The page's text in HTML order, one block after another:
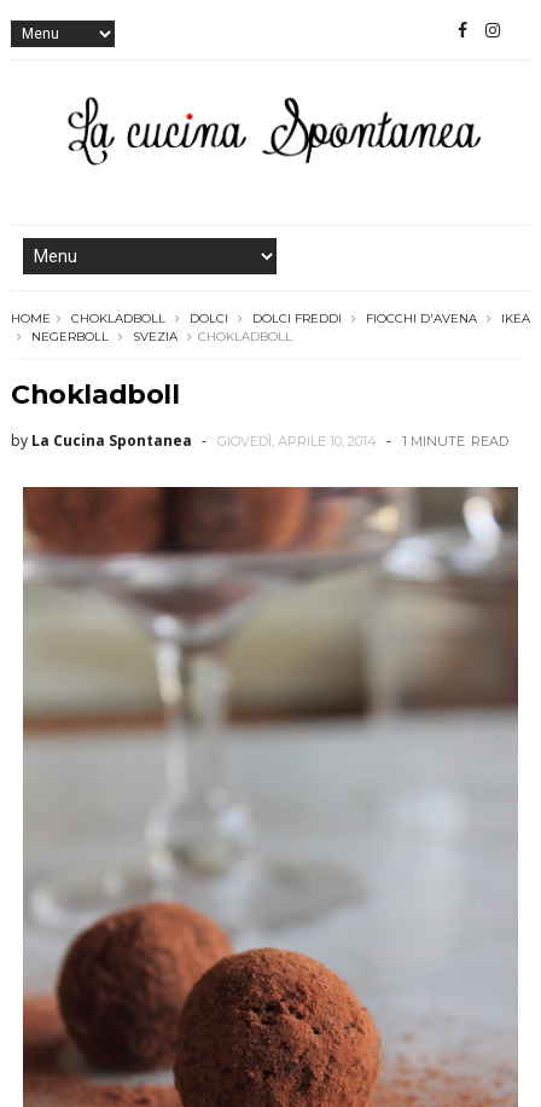
HOME CHOKLADBOLL DOLCI DOLCI FREDDI FIOCCHI D'AVENA
IKEA
NEGERBOLL
SVEZIA CHOKLADBOLL
Chokladboll
by La Cucina Spontanea GIOVEDÌ, APRILE 10, 2014 1 MINUTE READ